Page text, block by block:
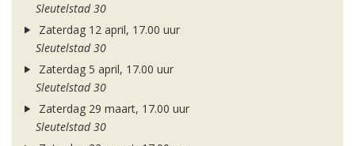
Sleutelstad 30
Zaterdag 12 april, 17.00 uur
Sleutelstad 30
Zaterdag 5 april, 17.00 uur
Sleutelstad 30
Zaterdag 29 maart, 17.00 uur
Sleutelstad 30